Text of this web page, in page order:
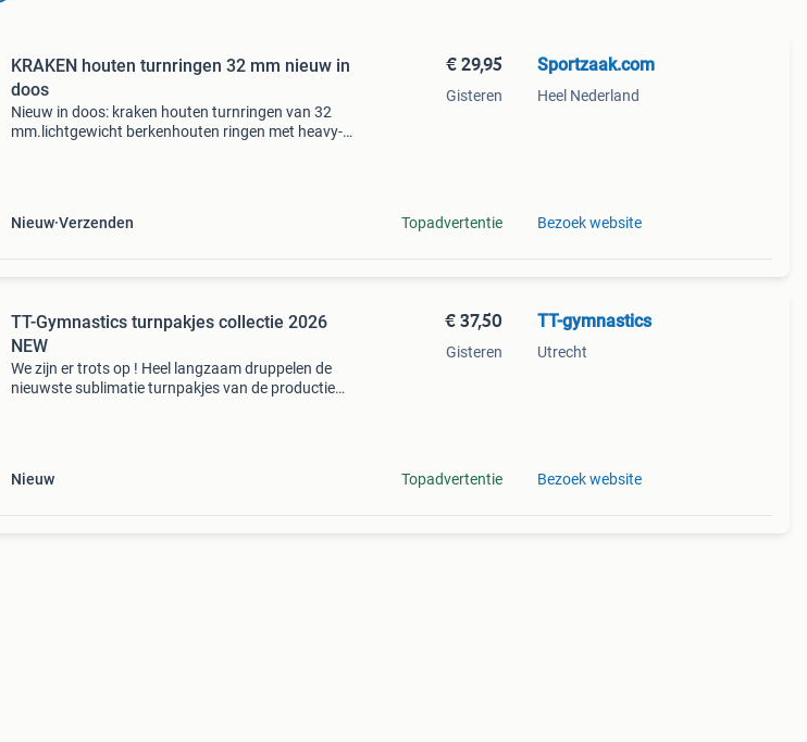
KRAKEN houten turnringen 32 mm nieuw in
doos
Nieuw in doos: kraken houten turnringen van 32
mm.lichtgewicht berkenhouten ringen met heavy-
Nieuw Verzenden
€ 29,95
Gisteren
Topadvertentie
Sportzaak.com
Heel Nederland
Bezoek website
TT-Gymnastics turnpakjes collectie 2026
NEW
We zijn er trots op ! Heel langzaam druppelen de
nieuwste sublimatie turnpakjes van de productie
Nieuw
€ 37,50
Gisteren
Topadvertentie
TT-gymnastics
Utrecht
Bezoek website